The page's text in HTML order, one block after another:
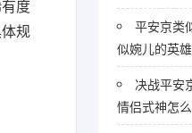
度
规
平安京类
似婉儿的英
决战平安
情侣式神怎